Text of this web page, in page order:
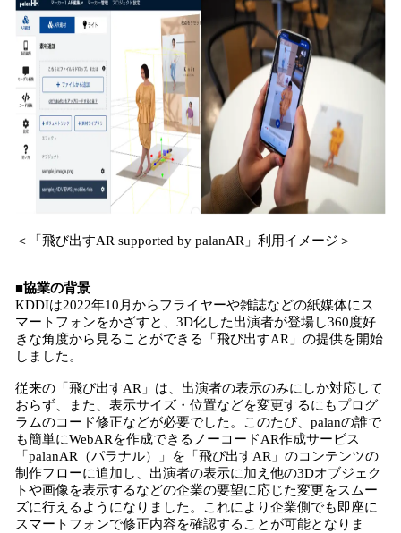
す
＜「飛び出すAR supported by palanAR」利用イメージ＞
■協業の背景
KDDIは2022年10月からフライヤーや雑誌などの紙媒体にス
マートフォンをかざすと、3D化した出演者が登場し360度好
きな角度から見ることができる「飛び出すAR」の提供を開始
しました。
従来の「飛び出すAR」は、出演者の表示のみにしか対応して
おらず、また、表示サイズ・位置などを変更するにもプログ
ラムのコード修正などが必要でした。このたび、palanの誰で
も簡単にWebARを作成できるノーコードAR作成サービス
「palanAR（パラナル）」を「飛び出すAR」のコンテンツの
制作フローに追加し、出演者の表示に加え他の3Dオブジェク
トや画像を表示するなどの企業の要望に応じた変更をスムー
ズに行えるようになりました。これにより企業側でも即座に
スマートフォンで修正内容を確認することが可能となりま